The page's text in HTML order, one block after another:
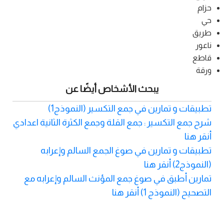
حزام
حي
طريق
ناعور
قاطع
ورقة
يبحث الأشخاص أيضًا عن
تطبيقات و تمارين في جمع التكسير (النموذج1)
شرح جمع التكسير : جمع القلة وجمع الكثرة الثانية اعدادي
أنقر هنا
تطبيقات و تمارين في صوغ الجمع السالم وإعرابه
(النموذج2) أنقر هنا
تمارين أطبق في صوغ جمع المؤنث السالم وإعرابه مع
التصحيح (النموذج 1) أنقر هنا